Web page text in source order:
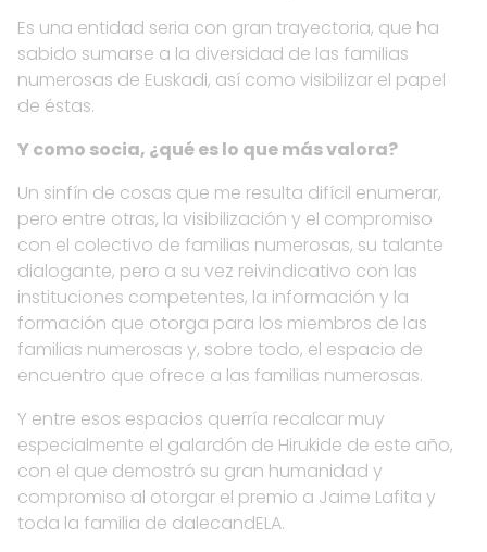
Es una entidad seria con gran trayectoria, que ha
sabido sumarse a la diversidad de las familias
numerosas de Euskadi, así como visibilizar el papel
de éstas.
Y como socia, ¿qué es lo que más valora?
Un sinfín de cosas que me resulta difícil enumerar,
pero entre otras, la visibilización y el compromiso
con el colectivo de familias numerosas, su talante
dialogante, pero a su vez reivindicativo con las
instituciones competentes, la información y la
formación que otorga para los miembros de las
familias numerosas y, sobre todo, el espacio de
encuentro que ofrece a las familias numerosas.
Y entre esos espacios querría recalcar muy
especialmente el galardón de Hirukide de este año,
con el que demostró su gran humanidad y
compromiso al otorgar el premio a Jaime Lafita y
toda la familia de dalecandELA.